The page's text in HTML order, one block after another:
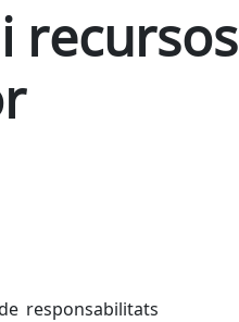
recursos
responsabilitats